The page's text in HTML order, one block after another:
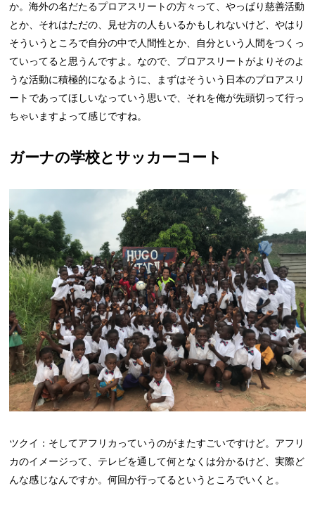
か。海外の名だたるプロアスリートの方々って、やっぱり慈善活動
とか、それはただの、見せ方の人もいるかもしれないけど、やはり
そういうところで自分の中で人間性とか、自分という人間をつくっ
ていってると思うんですよ。なので、プロアスリートがよりそのよ
うな活動に積極的になるように、まずはそういう日本のプロアスリ
ートであってほしいなっていう思いで、それを俺が先頭切って行っ
ちゃいますよって感じですね。
ガーナの学校とサッカーコート
ツクイ：そしてアフリカっていうのがまたすごいですけど。アフリ
カのイメージって、テレビを通して何となくは分かるけど、実際ど
んな感じなんですか。何回か行ってるというところでいくと。